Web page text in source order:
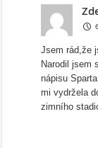
Jsem rád,že
Narodil jsem
nápisu
mi vydržela
zimního